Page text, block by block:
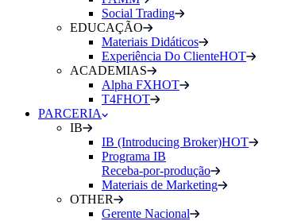
Social Trading
EDUCAÇÃO
Materiais Didáticos
Experiência Do ClienteHOT
ACADEMIAS
Alpha FXHOT
T4FHOT
PARCERIA
IB
IB (Introducing Broker)HOT
Programa IB
Receba-por-produção
Materiais de Marketing
OTHER
Gerente Nacional